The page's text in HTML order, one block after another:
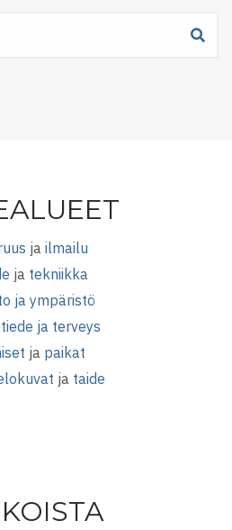
ja ilmailu
ja tekniikka
ja ympäristö
ja terveys
ja paikat
ja taide